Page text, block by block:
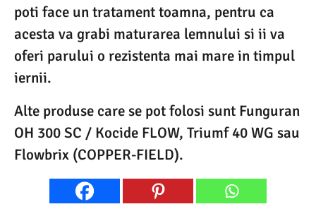
poti face un tratament toamna, pentru ca
acesta va grabi maturarea lemnului si ii va
oferi parului o rezistenta mai mare in timpul
iernii.
Alte produse care se pot folosi sunt Funguran
OH 300 SC / Kocide FLOW, Triumf 40 WG sau
Flowbrix (COPPER-FIELD).